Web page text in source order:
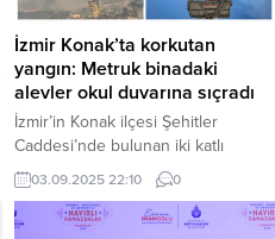
İzmir Konak’ta korkutan
yangın: Metruk binadaki
alevler okul duvarına sıçradı
İzmir’in Konak ilçesi Şehitler
Caddesi’nde bulunan iki katlı
metruk bir binada çıkan yangın,
bitişiğindeki bir okulun duvarına
sıçrayarak kısa süreli paniğe neden
03.09.2025 22:10 0